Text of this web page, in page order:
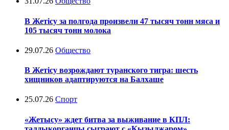
В Жетісу за полгода произвели 47 тысяч тонн мяса и
105 тысяч тонн молока
29.07.26 Общество
В Жетісу возрождают туранского тигра: шесть
хищников адаптируются на Балхаше
25.07.26 Спорт
«Жетысу» ждет битва за выживание в КПЛ: